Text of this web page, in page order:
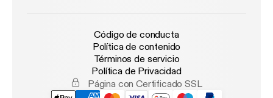
Código de conducta
Política de contenido
Términos de servicio
Política de Privacidad
Página con Certificado SSL